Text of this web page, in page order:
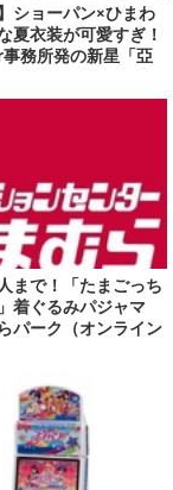
ショーパン×ひまわ
夏衣装が可愛すぎ！
務所発の新星「亞
レイヤーにドキドキ
まで！「たまごっち
着ぐるみパジャマ
パーク（オンライン
受注生産